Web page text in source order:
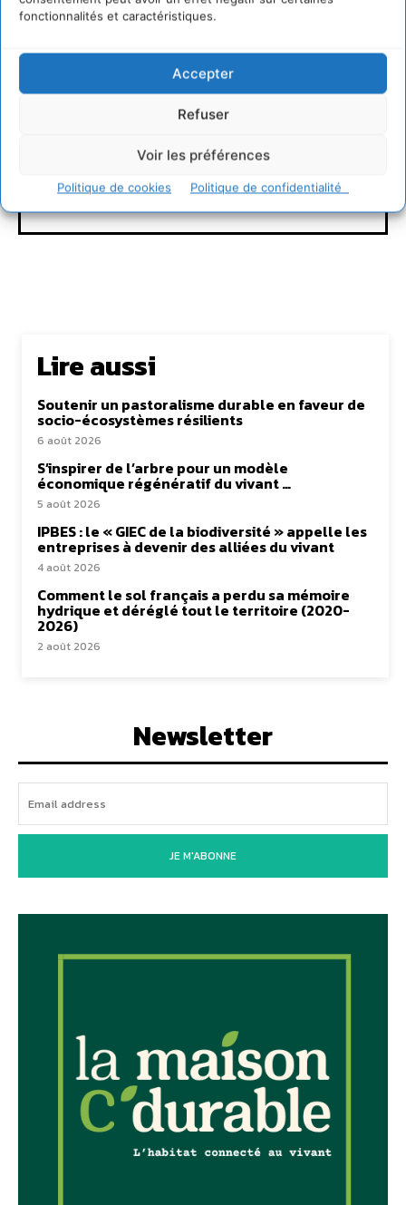
fonctionnalités et caractéristiques.
Accepter
Refuser
Voir les préférences
Politique de cookies Politique de confidentialité
David Naulin
https://cdurable.info
Journaliste de solutions écologiques et sociales en
Occitanie.
Lire aussi
Soutenir un pastoralisme durable en faveur de
socio-écosystèmes résilients
6 août 2026
S’inspirer de l’arbre pour un modèle
économique régénératif du vivant …
5 août 2026
IPBES : le « GIEC de la biodiversité » appelle les
entreprises à devenir des alliées du vivant
4 août 2026
Comment le sol français a perdu sa mémoire
hydrique et déréglé tout le territoire (2020-
2026)
2 août 2026
Newsletter
JE M'ABONNE